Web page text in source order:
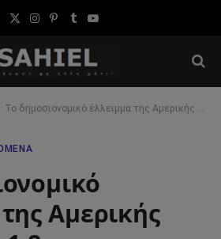
X
Instagram
Pinterest
TumblrYouTube
Το δημοσιονομικό έλλειμμα της Αμερικής φτάνει τα 1,8 τρισεκατομμύρια δολάρια, το τρίτο μεγαλύτερο στην ιστορία
Αμερικής